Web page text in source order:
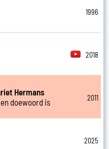
1996
2018
Hermans
doewoord is
2011
2025